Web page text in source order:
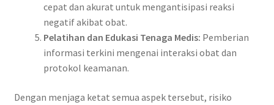
cepat dan akurat untuk mengantisipasi reaksi
negatif akibat obat.
Pelatihan dan Edukasi Tenaga Medis: Pemberian
informasi terkini mengenai interaksi obat dan
protokol keamanan.
Dengan menjaga ketat semua aspek tersebut, risiko